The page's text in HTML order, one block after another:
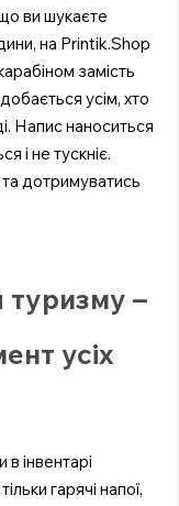
ви шукаєте
на Printik.Shop
замість
усім, хто
Напис наноситься
і не тускніє.
дотримуватись
–
усіх
інвентарі
гарячі напої,